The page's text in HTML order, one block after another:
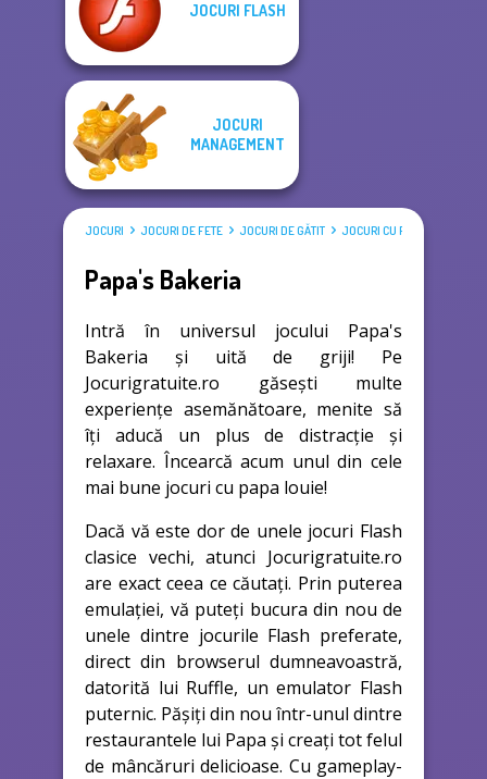
JOCURI FLASH
JOCURI
MANAGEMENT
JOCURI JOCURI DE FETE JOCURI DE GĂTIT JOCURI CU PAPA LOUIE
Papa's Bakeria
Intră în universul jocului Papa's
Bakeria și uită de griji! Pe
Jocurigratuite.ro găsești multe
experiențe asemănătoare, menite să
îți aducă un plus de distracție și
relaxare. Încearcă acum unul din cele
mai bune jocuri cu papa louie!
Dacă vă este dor de unele jocuri Flash
clasice vechi, atunci Jocurigratuite.ro
are exact ceea ce căutați. Prin puterea
emulației, vă puteți bucura din nou de
unele dintre jocurile Flash preferate,
direct din browserul dumneavoastră,
datorită lui Ruffle, un emulator Flash
puternic. Pășiți din nou într-unul dintre
restaurantele lui Papa și creați tot felul
de mâncăruri delicioase. Cu gameplay-